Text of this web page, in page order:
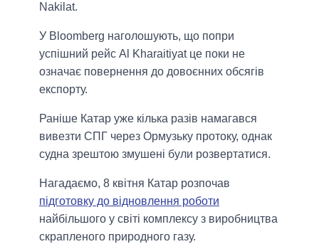
Nakilat.
У Bloomberg наголошують, що попри
успішний рейс Al Kharaitiyat це поки не
означає повернення до довоєнних обсягів
експорту.
Раніше Катар уже кілька разів намагався
вивезти СПГ через Ормузьку протоку, однак
судна зрештою змушені були розвертатися.
Нагадаємо, 8 квітня Катар розпочав
підготовку до відновлення роботи
найбільшого у світі комплексу з виробництва
скрапленого природного газу.